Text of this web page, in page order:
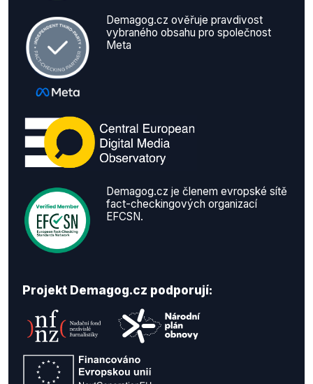
Demagog.cz ověřuje pravdivost
vybraného obsahu pro společnost
Meta
Demagog.cz je členem evropské sítě
fact-checkingových organizací
EFCSN.
Projekt Demagog.cz podporují: